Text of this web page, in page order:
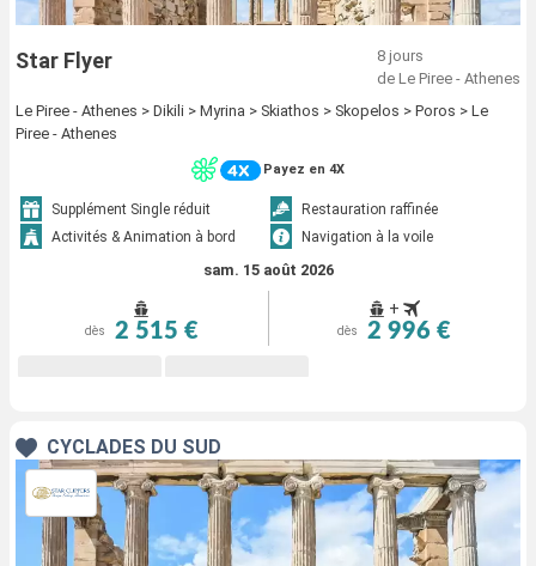
Star Flyer
8 jours
de Le Piree - Athenes
Le Piree - Athenes > Dikili > Myrina > Skiathos > Skopelos > Poros > Le
Piree - Athenes
Payez en 4X
Supplément Single réduit
Restauration raffinée
Activités & Animation à bord
Navigation à la voile
sam. 15 août 2026
dès 2 515 €
+
dès 2 996 €
CYCLADES DU SUD